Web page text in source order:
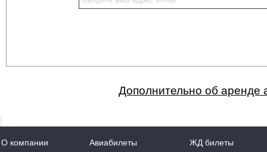
Дополнительно об аренде
О компании Авиабилеты ЖД билеты